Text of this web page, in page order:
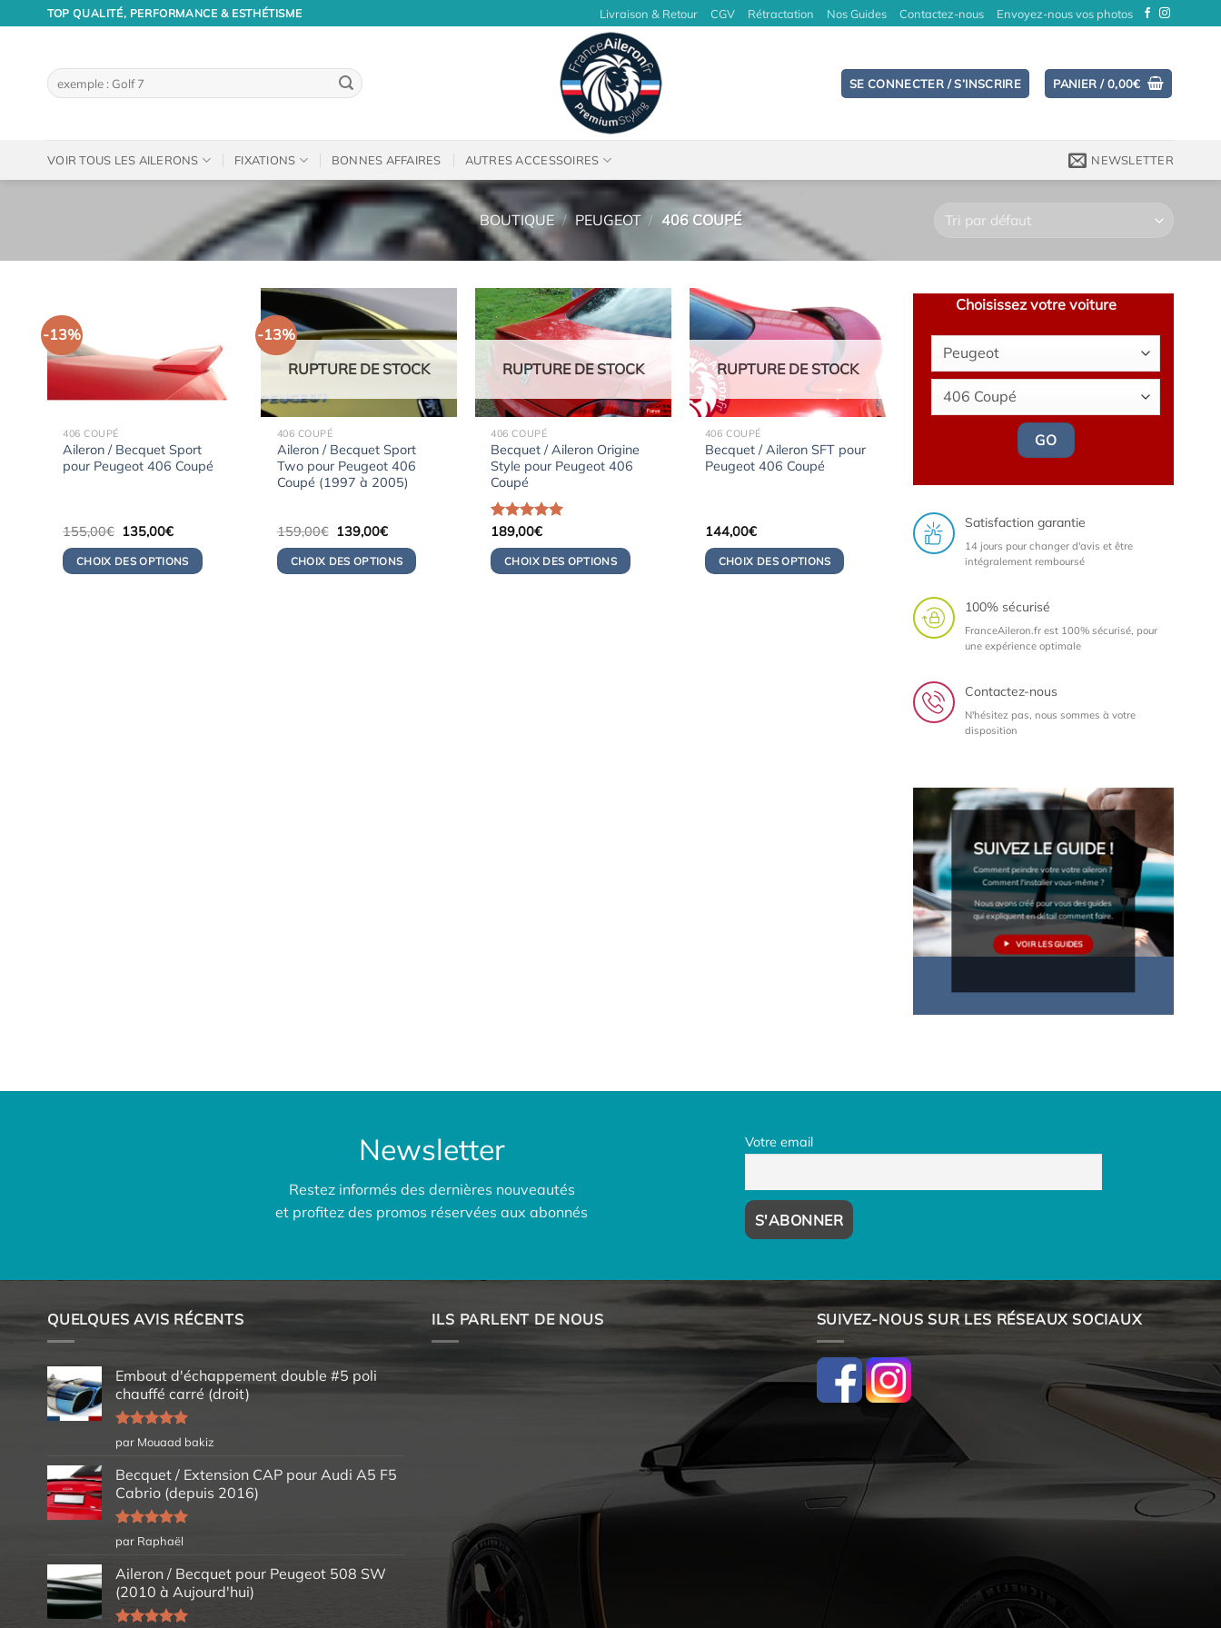
TOP QUALITÉ, PERFORMANCE & ESTHÉTISME Livraison & Retour CGV Rétractation Nos Guides Contactez-nous Envoyez-nous vos photos
Recherche
pour :
SE CONNECTER / S’INSCRIRE PANIER /0,00€
VOIR TOUS LES AILERONS FIXATIONS BONNES AFFAIRES AUTRES ACCESSOIRES NEWSLETTER
BOUTIQUE / PEUGEOT / 406 COUPÉ
-13%
406 COUPÉ
Aileron / Becquet Sport
pour Peugeot 406 Coupé
155,00€ Le
initial
était :
135,00€Le
actuel
est :
CHOIX DES OPTIONS
-13%
RUPTURE DE STOCK
406 COUPÉ
Aileron / Becquet Sport
Two pour Peugeot 406
Coupé (1997 à 2005)
159,00€ Le
initial
était :
139,00€Le
actuel
est :
CHOIX DES OPTIONS
RUPTURE DE STOCK
406 COUPÉ
Becquet / Aileron Origine
Style pour Peugeot 406
Coupé
Note5.00
sur 5
189,00€
CHOIX DES OPTIONS
RUPTURE DE STOCK
406 COUPÉ
Becquet / Aileron SFT pour
Peugeot 406 Coupé
144,00€
CHOIX DES OPTIONS
Choisissez votre voiture
GO
Satisfaction garantie
14 jours pour changer d'avis et être
intégralement remboursé
100% sécurisé
FranceAileron.fr est 100% sécurisé, pour
une expérience optimale
Contactez-nous
N'hésitez pas, nous sommes à votre
disposition
SUIVEZ LE GUIDE !
Comment peindre votre votre aileron ?
Comment l'installer vous-même ?
Nous avons créé pour vous des guides
qui expliquent en détail comment faire.
VOIR LES GUIDES
Newsletter
Restez informés des dernières nouveautés
et profitez des promos réservées aux abonnés
Votre email
QUELQUES AVIS RÉCENTS
Embout d'échappement double #5 poli
chauffé carré (droit)
Note5sur
5
par Mouaad bakiz
Becquet / Extension CAP pour Audi A5 F5
Cabrio (depuis 2016)
Note5sur
5
par Raphaël
Aileron / Becquet pour Peugeot 508 SW
(2010 à Aujourd'hui)
ILS PARLENT DE NOUS SUIVEZ-NOUS SUR LES RÉSEAUX SOCIAUX